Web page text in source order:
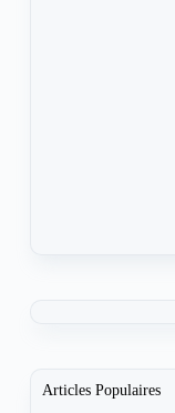
Articles Populaires